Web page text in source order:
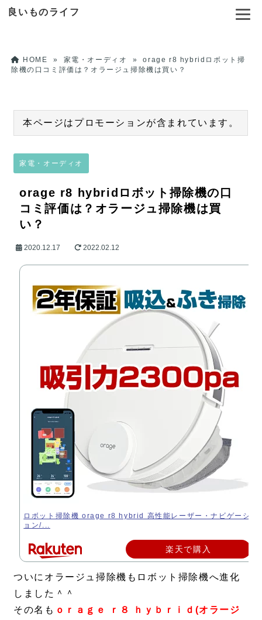
良いものライフ
HOME » 家電・オーディオ »orage r8 hybridロボット掃
除機の口コミ評価は？オラージュ掃除機は買い？
本ページはプロモーションが含まれています。
家電・オーディオ
orage r8 hybridロボット掃除機の口
コミ評価は？オラージュ掃除機は買
い？
2020.12.17 2022.02.12
ロボット掃除機 orage r8 hybrid 高性能レーザー・ナビゲーシ
ョン/...
楽天で購入
ついにオラージュ掃除機もロボット掃除機へ進化
しました＾＾
その名も ｏｒａｇｅ ｒ８ ｈｙｂｒｉｄ(オラージ